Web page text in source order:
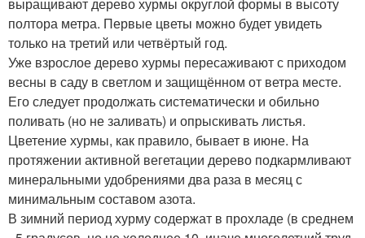
полтора метра. Первые цветы можно будет увидеть
только на третий или четвёртый год.
Уже взрослое дерево хурмы пересаживают с приходом
весны в саду в светлом и защищённом от ветра месте.
Его следует продолжать систематически и обильно
поливать (но не заливать) и опрыскивать листья.
Цветение хурмы, как правило, бывает в июне. На
протяжении активной вегетации дерево подкармливают
минеральными удобрениями два раза в месяц с
минимальным составом азота.
В зимний период хурму содержат в прохладе (в среднем